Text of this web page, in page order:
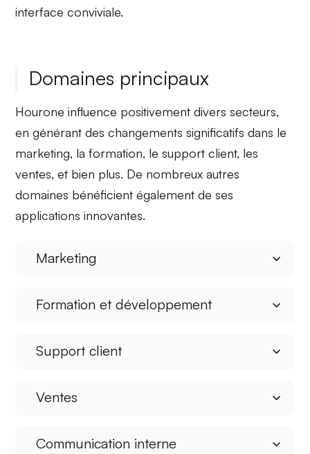
interface conviviale.
Domaines principaux
Hourone influence positivementdivers secteurs,
en générant deschangements significatifs dans le
marketing, la formation, le support client, les
ventes, et bien plus. De nombreux autres
domaines bénéficient également de ses
applications innovantes.
Marketing
Formation et développement
Support client
Ventes
Communication interne